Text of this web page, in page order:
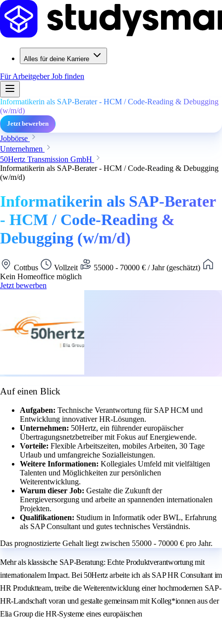
Alles für deine Karriere
Für ArbeitgeberJob finden
Informatikerin als SAP-Berater - HCM / Code-Reading & Debugging
(w/m/d)
Jetzt bewerben
Jobbörse
Unternehmen
50Hertz Transmission GmbH
Informatikerin als SAP-Berater - HCM / Code-Reading & Debugging
(w/m/d)
Informatikerin als SAP-Berater
- HCM / Code-Reading &
Debugging (w/m/d)
Cottbus Vollzeit
55000 - 70000 € / Jahr (geschätzt)
Kein Homeoffice möglich
Jetzt bewerben
Auf einen Blick
Aufgaben: Technische Verantwortung für SAP HCM und
Entwicklung innovativer HR-Lösungen.
Unternehmen: 50Hertz, ein führender europäischer
Übertragungsnetzbetreiber mit Fokus auf Energiewende.
Vorteile: Flexible Arbeitszeiten, mobiles Arbeiten, 30 Tage
Urlaub und umfangreiche Sozialleistungen.
Weitere Informationen: Kollegiales Umfeld mit vielfältigen
Talenten und Möglichkeiten zur persönlichen
Weiterentwicklung.
Warum dieser Job: Gestalte die Zukunft der
Energieversorgung und arbeite an spannenden internationalen
Projekten.
Qualifikationen: Studium in Informatik oder BWL, Erfahrung
als SAP Consultant und gutes technisches Verständnis.
Das prognostizierte Gehalt liegt zwischen 55000 - 70000 € pro Jahr.
Mehr als klassische SAP-Beratung: Echte Produktverantwortung mit
internationalem Impact. Bei 50Hertz arbeite ich als SAP HR Consultant im
HR Produktteam, treibe die Weiterentwicklung einer hochmodernen SAP-
HR-Landschaft voran und gestalte gemeinsam mit Kolleg*ionnen aus der
Elia Group die HR-Systeme eines europäischen